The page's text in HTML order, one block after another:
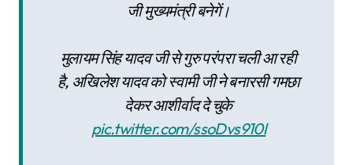
जी मुख्यमंत्री बनेगें।
मुलायम सिंह यादव जी से गुरु परंपरा चली आ रही
है, अखिलेश यादव को स्वामी जी ने बनारसी गमछा
देकर आशीर्वाद दे चुके
pic.twitter.com/ssoDvs910l